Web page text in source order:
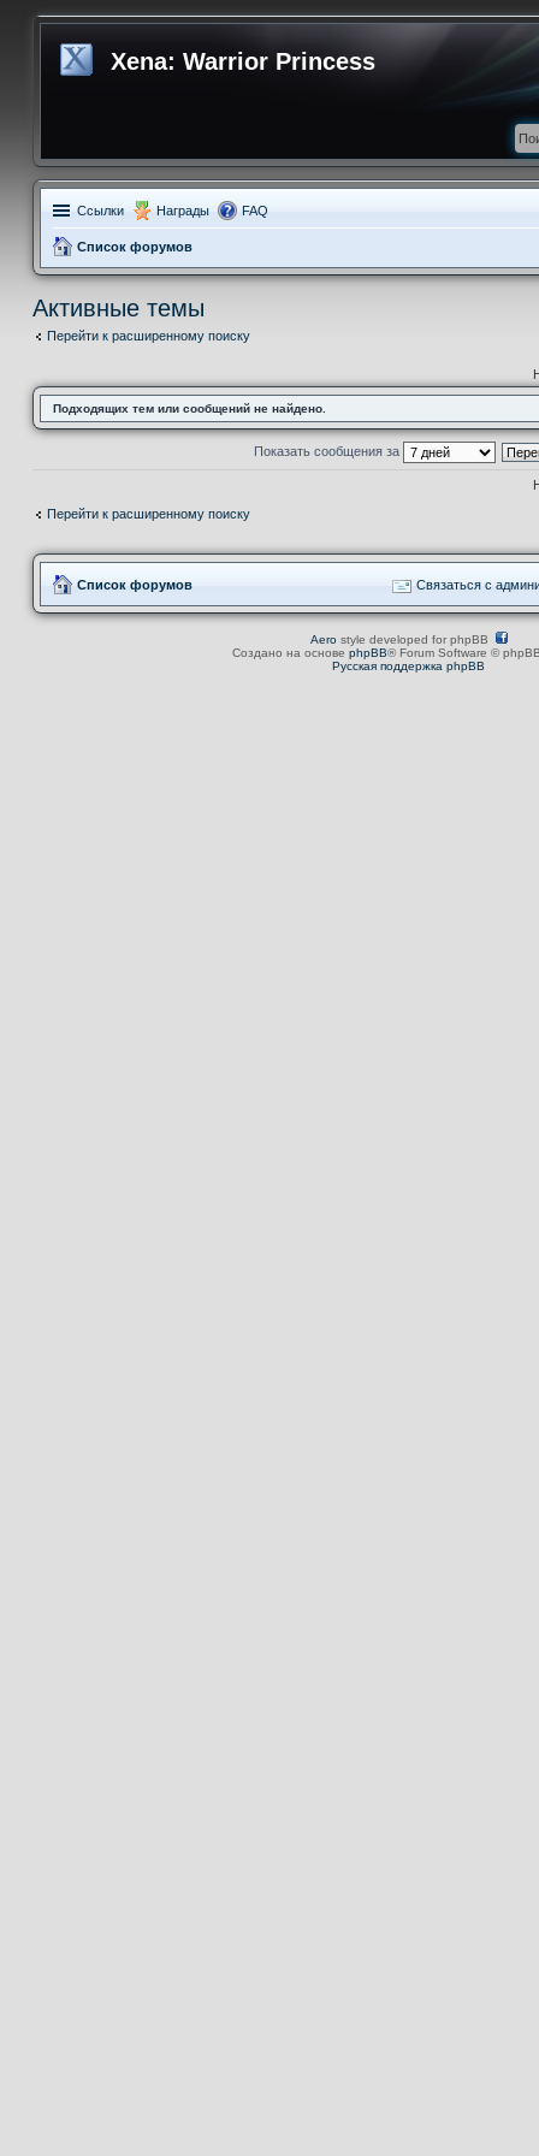
Xena: Warrior Princess
Ссылки Награды FAQ
Список форумов
Активные темы
Перейти к расширенному поиску
Подходящих тем или сообщений не найдено.
Показать сообщения за
Перейти к расширенному поиску
Список форумов Связаться с
Aerostyle developed for phpBB
Создано на основе phpBB® Forum Software ©
Русская поддержка phpBB